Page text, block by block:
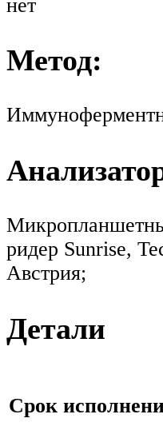
нет
Метод:
ридер Sunrise,
Австрия;
Детали
Срок